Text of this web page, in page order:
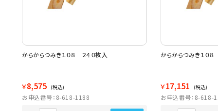
からからつみき１０８ ２４０枚入
￥8,575 (税込)
お申込番号：8-618-1188
からからつみき１０
￥17,151 (税込)
お申込番号：8-618-